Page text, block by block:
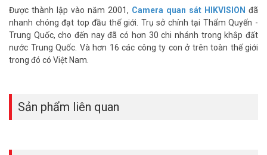
– Bảo hành: 12 tháng
Được thành lập vào năm 2001, Camera quan sát HIKVISION đã
nhanh chóng đạt top đầu thế giới. Trụ sở chính tại Thẩm Quyến -
Trung Quốc, cho đến nay đã có hơn 30 chi nhánh trong khắp đất
nước Trung Quốc. Và hơn 16 các công ty con ở trên toàn thế giới
trong đó có Việt Nam.
Sản phẩm liên quan